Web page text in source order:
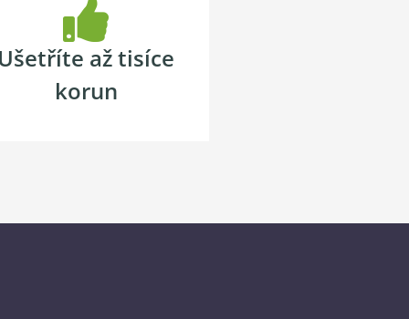
Ušetříte až tisíce
korun